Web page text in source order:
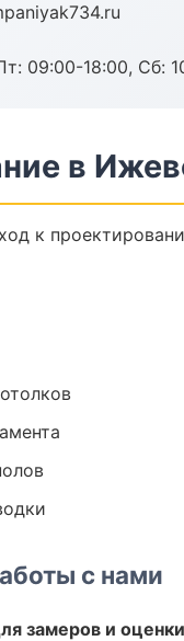
09:00-18:00, Сб:
в
к
с нами
замеров и оценки